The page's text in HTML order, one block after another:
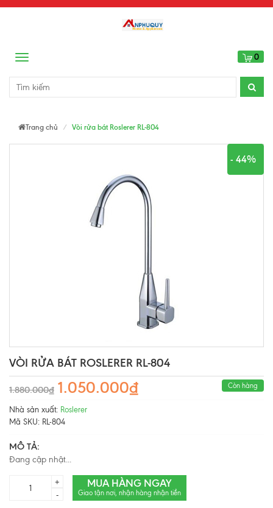
Menu 0
Trang chủ Vòi rửa bát Roslerer RL-804
- 44%
VÒI RỬA BÁT ROSLERER RL-804
1.880.000₫ 1.050.000₫ Còn hàng
Nhà sản xuất: Roslerer
Mã SKU: RL-804
MÔ TẢ:
Đang cập nhật...
+
-
MUA HÀNG NGAY
Giao tận nơi, nhận hàng nhận tiền